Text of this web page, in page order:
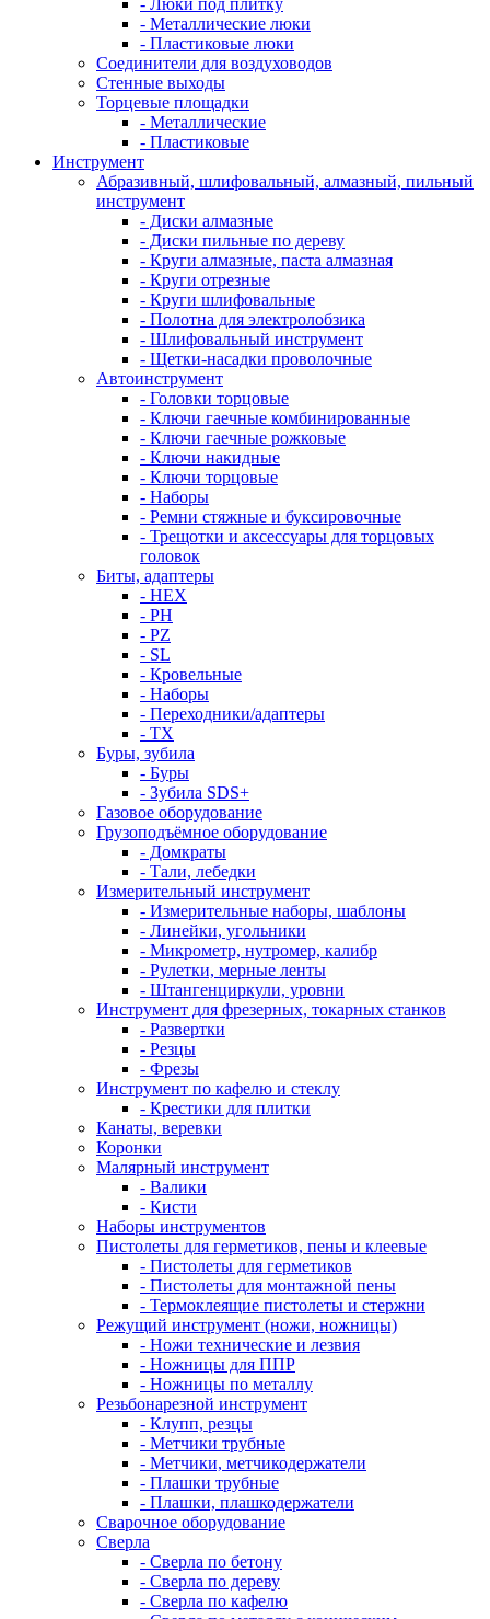
- Люки под плитку
- Металлические люки
- Пластиковые люки
Соединители для воздуховодов
Стенные выходы
Торцевые площадки
- Металлические
- Пластиковые
Инструмент
Абразивный, шлифовальный, алмазный, пильный
инструмент
- Диски алмазные
- Диски пильные по дереву
- Круги алмазные, паста алмазная
- Круги отрезные
- Круги шлифовальные
- Полотна для электролобзика
- Шлифовальный инструмент
- Щетки-насадки проволочные
Автоинструмент
- Головки торцовые
- Ключи гаечные комбинированные
- Ключи гаечные рожковые
- Ключи накидные
- Ключи торцовые
- Наборы
- Ремни стяжные и буксировочные
- Трещотки и аксессуары для торцовых
головок
Биты, адаптеры
- HEX
- PH
- PZ
- SL
- Кровельные
- Наборы
- Переходники/адаптеры
- ТX
Буры, зубила
- Буры
- Зубила SDS+
Газовое оборудование
Грузоподъёмное оборудование
- Домкраты
- Тали, лебедки
Измерительный инструмент
- Измерительные наборы, шаблоны
- Линейки, угольники
- Микрометр, нутромер, калибр
- Рулетки, мерные ленты
- Штангенциркули, уровни
Инструмент для фрезерных, токарных станков
- Развертки
- Резцы
- Фрезы
Инструмент по кафелю и стеклу
- Крестики для плитки
Канаты, веревки
Коронки
Малярный инструмент
- Валики
- Кисти
Наборы инструментов
Пистолеты для герметиков, пены и клеевые
- Пистолеты для герметиков
- Пистолеты для монтажной пены
- Термоклеящие пистолеты и стержни
Режущий инструмент (ножи, ножницы)
- Ножи технические и лезвия
- Ножницы для ППР
- Ножницы по металлу
Резьбонарезной инструмент
- Клупп, резцы
- Метчики трубные
- Метчики, метчикодержатели
- Плашки трубные
- Плашки, плашкодержатели
Сварочное оборудование
Сверла
- Сверла по бетону
- Сверла по дереву
- Сверла по кафелю